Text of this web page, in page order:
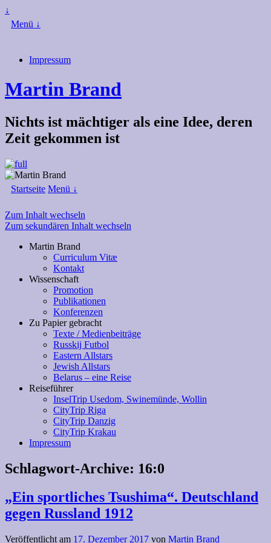
↓
Menü ↓
Impressum
Martin Brand
Nichts ist mächtiger als eine Idee, deren
Zeit gekommen ist
Startseite Menü ↓
Zum Inhalt wechseln
Zum sekundären Inhalt wechseln
Martin Brand
Curriculum Vitæ
Kontakt
Wissenschaft
Promotion
Publikationen
Konferenzen
Zu Papier gebracht
Texte / Medienbeiträge
Russkij Futbol
Eastern Allstars
Jewish Allstars
Belarus – eine Reise
Reiseführer
InselTrip Usedom, Swinemünde, Wollin
CityTrip Riga
CityTrip Danzig
CityTrip Krakau
Impressum
Schlagwort-Archive: 16:0
„Ein sportliches Tsushima“. Deutschland
gegen Russland 1912
Veröffentlicht am 17. Dezember 2017 von Martin Brand